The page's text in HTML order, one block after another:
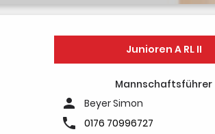
Junioren A RL II
Mannschaftsführer
person Beyer Simon
phone 0176 70996727